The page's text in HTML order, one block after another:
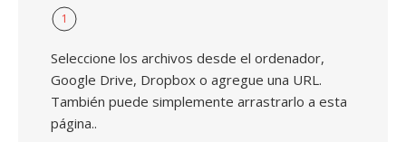
1
Seleccione los archivos desde el ordenador,
Google Drive, Dropbox o agregue una URL.
También puede simplemente arrastrarlo a esta
página..